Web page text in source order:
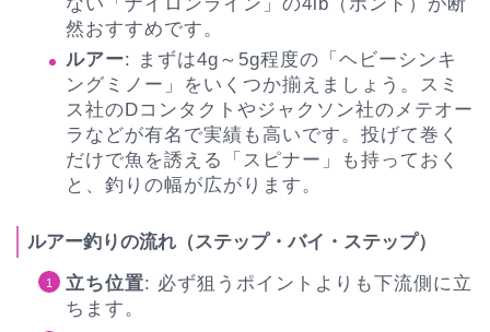
然おすすめです。
ルアー: まずは4g～5g程度の「ヘビーシンキ
ングミノー」をいくつか揃えましょう。スミ
ス社のDコンタクトやジャクソン社のメテオー
ラなどが有名で実績も高いです。投げて巻く
だけで魚を誘える「スピナー」も持っておく
と、釣りの幅が広がります。
ルアー釣りの流れ（ステップ・バイ・ステップ）
立ち位置: 必ず狙うポイントよりも下流側に立
ちます。